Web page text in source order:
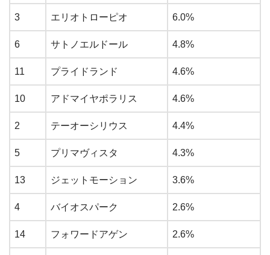
3 エリオトローピオ 6.0%
6 サトノエルドール 4.8%
11 プライドランド 4.6%
10 アドマイヤポラリス 4.6%
2 テーオーシリウス 4.4%
5 プリマヴィスタ 4.3%
13 ジェットモーション 3.6%
4 バイオスパーク 2.6%
14 フォワードアゲン 2.6%